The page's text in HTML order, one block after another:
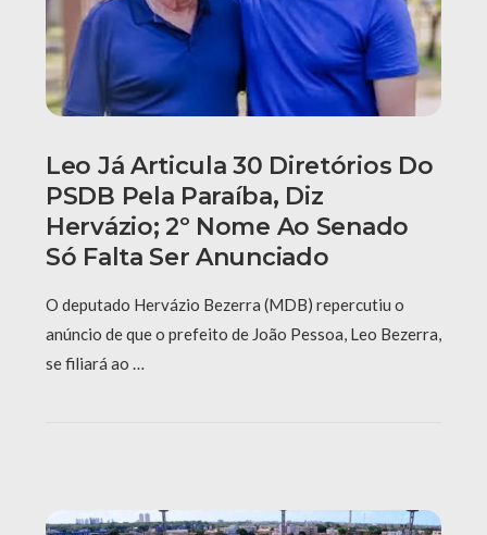
Leo Já Articula 30 Diretórios Do
PSDB Pela Paraíba, Diz
Hervázio; 2º Nome Ao Senado
Só Falta Ser Anunciado
O deputado Hervázio Bezerra (MDB) repercutiu o
anúncio de que o prefeito de João Pessoa, Leo Bezerra,
se filiará ao …